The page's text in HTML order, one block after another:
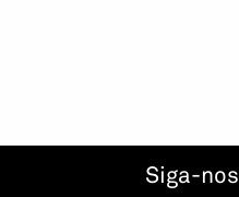
Siga-nos